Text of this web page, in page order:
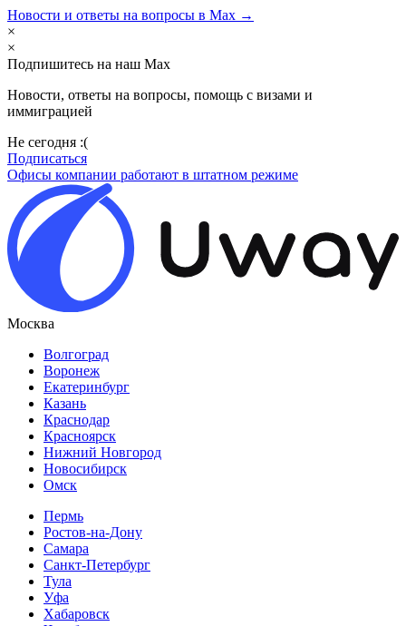
Новости и ответы на вопросы в Max →
×
×
Подпишитесь на наш Max
Новости, ответы на вопросы, помощь с визами и
иммиграцией
Не сегодня :(
Подписаться
Офисы компании работают в штатном режиме
Москва
Волгоград
Воронеж
Екатеринбург
Казань
Краснодар
Красноярск
Нижний Новгород
Новосибирск
Омск
Пермь
Ростов-на-Дону
Самара
Санкт-Петербург
Тула
Уфа
Хабаровск